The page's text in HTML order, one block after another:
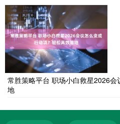
常胜策略平台 职场小白救星2026
地